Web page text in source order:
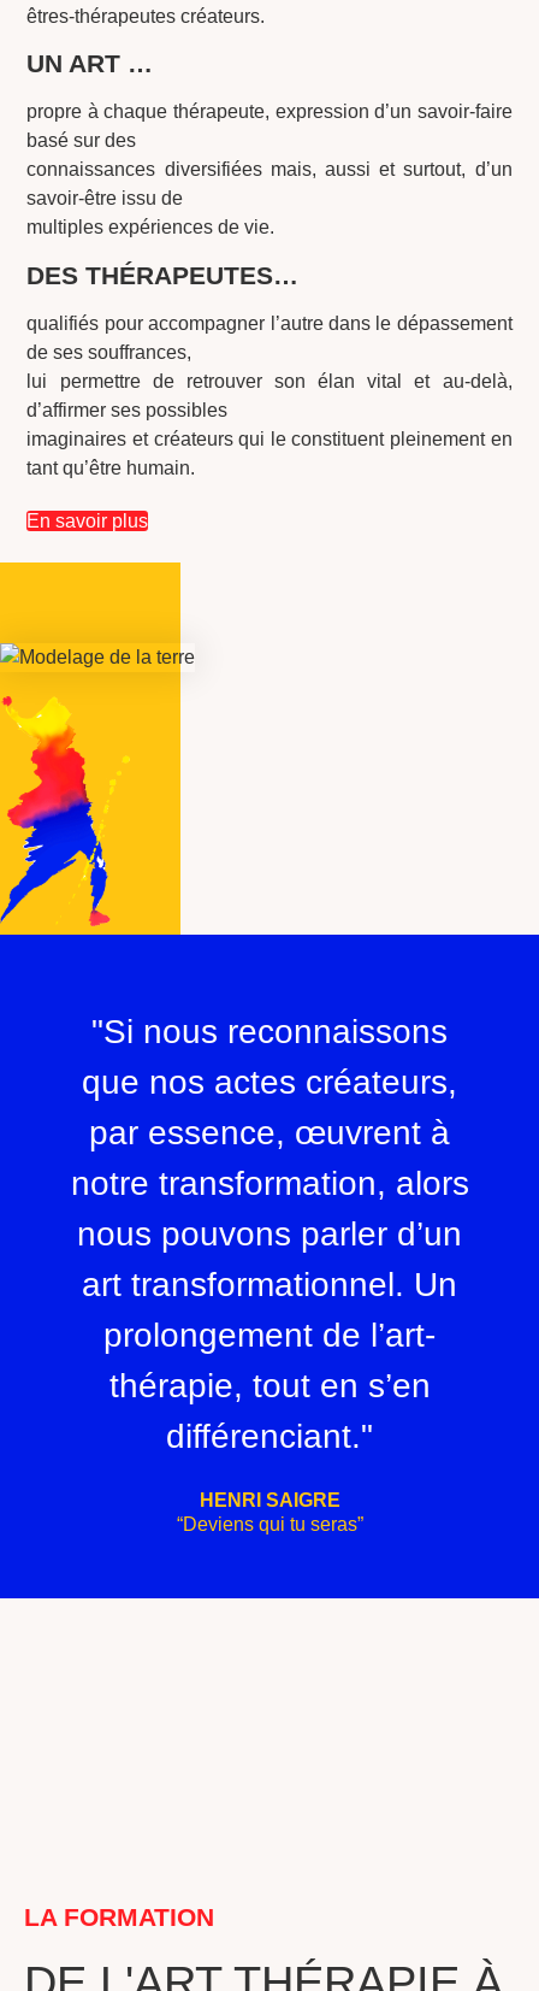
êtres-thérapeutes créateurs.
UN ART …
propre à chaque thérapeute, expression d’un savoir-faire
basé sur des
connaissances diversifiées mais, aussi et surtout, d’un
savoir-être issu de
multiples expériences de vie.
DES THÉRAPEUTES…
qualifiés pour accompagner l’autre dans le dépassement
de ses souffrances,
lui permettre de retrouver son élan vital et au-delà,
d’affirmer ses possibles
imaginaires et créateurs qui le constituent pleinement en
tant qu’être humain.
En savoir plus
"Si nous reconnaissons
que nos actes créateurs,
par essence, œuvrent à
notre transformation, alors
nous pouvons parler d’un
art transformationnel. Un
prolongement de l’art-
thérapie, tout en s’en
différenciant."
HENRI SAIGRE
“Deviens qui tu seras”
LA FORMATION